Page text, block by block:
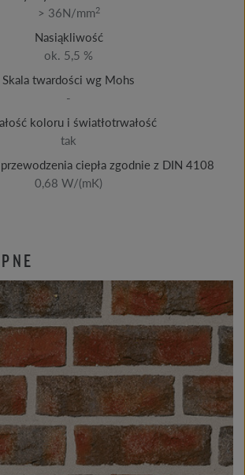
> 36N/mm2
Nasiąkliwość
ok. 5,5 %
Skala twardości wg Mohs
-
koloru i światłotrwałość
tak
ciepła zgodnie z DIN 4108
0,68 W/(mK)